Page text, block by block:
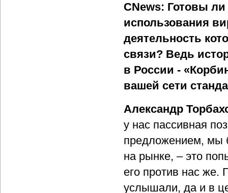
CNews: Готовы
использования
деятельность
связи? Ведь
в России -
вашей сети
Александр
у нас пассивная
предложением, мы
на рынке, – это
его против нас же.
услышали, да и в